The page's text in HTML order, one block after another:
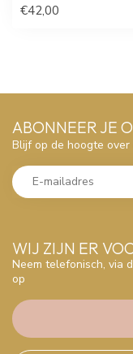
€42,00
WIJ ZIJN ER
Neem telefonisch, via
op
ABONNEER JE
Blijf op de hoogte